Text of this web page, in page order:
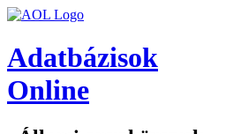
Adatbázisok
Online